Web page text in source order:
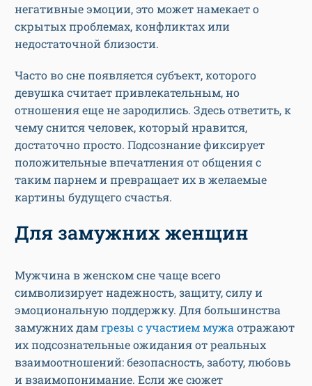
негативные эмоции, это может намекает о
скрытых проблемах, конфликтах или
недостаточной близости.
Часто во сне появляется субъект, которого
девушка считает привлекательным, но
отношения еще не зародились. Здесь ответить, к
чему снится человек, который нравится,
достаточно просто. Подсознание фиксирует
положительные впечатления от общения с
таким парнем и превращает их в желаемые
картины будущего счастья.
Для замужних женщин
Мужчина в женском сне чаще всего
символизирует надежность, защиту, силу и
эмоциональную поддержку. Для большинства
замужних дамгрезы с участием мужаотражают
их подсознательные ожидания от реальных
взаимоотношений: безопасность, заботу, любовь
и взаимопонимание. Если же сюжет